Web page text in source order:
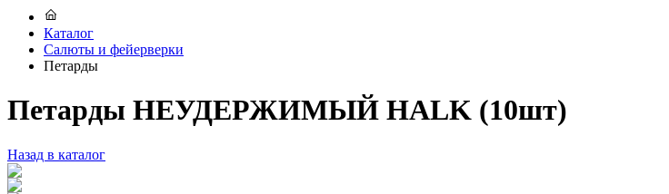
Каталог
Салюты и фейерверки
Петарды
Петарды НЕУДЕРЖИМЫЙ HALK (10шт)
Назад в каталог